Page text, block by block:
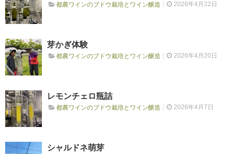
都農ワインのブドウ栽培とワイン醸造 2026年4月22日
芽かぎ体験
都農ワインのブドウ栽培とワイン醸造 2026年4月20日
レモンチェロ瓶詰
都農ワインのブドウ栽培とワイン醸造 2026年4月7日
シャルドネ萌芽